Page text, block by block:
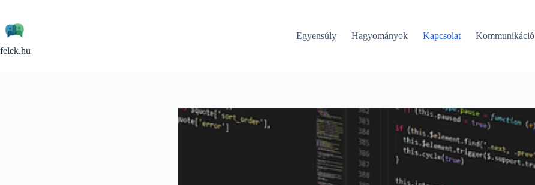
content
felek.hu
Egyensúly Hagyományok Kapcsolat Kommunikáció